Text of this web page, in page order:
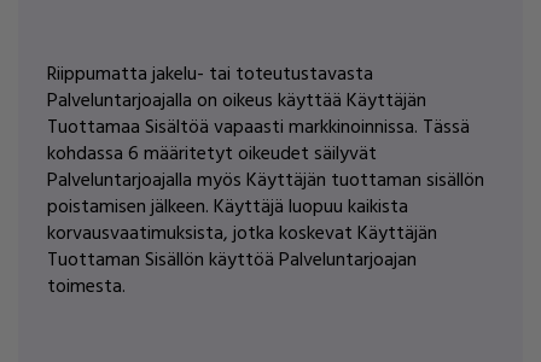
Riippumatta jakelu- tai toteutustavasta
Palveluntarjoajalla on oikeus käyttää Käyttäjän
Tuottamaa Sisältöä vapaasti markkinoinnissa. Tässä
kohdassa 6 määritetyt oikeudet säilyvät
Palveluntarjoajalla myös Käyttäjän tuottaman sisällön
poistamisen jälkeen. Käyttäjä luopuu kaikista
korvausvaatimuksista, jotka koskevat Käyttäjän
Tuottaman Sisällön käyttöä Palveluntarjoajan
toimesta.